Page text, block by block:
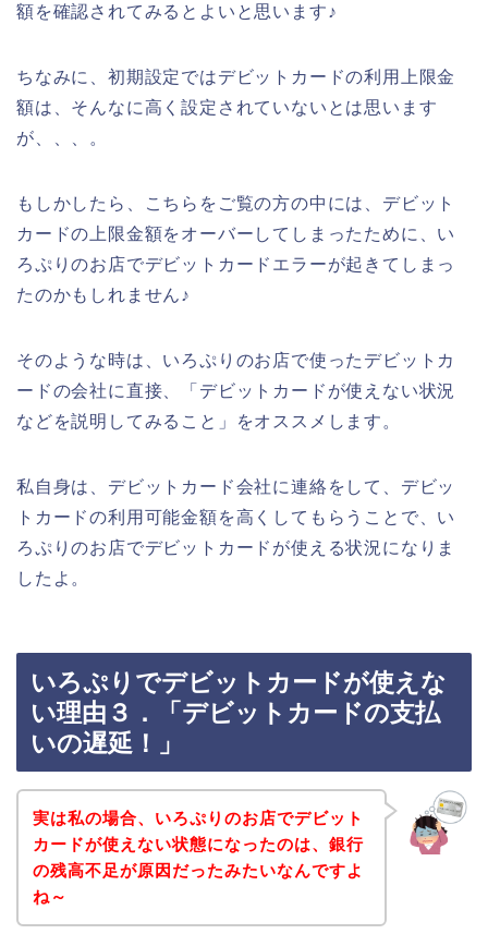
額を確認されてみるとよいと思います♪
ちなみに、初期設定ではデビットカードの利用上限金
額は、そんなに高く設定されていないとは思います
が、、、。
もしかしたら、こちらをご覧の方の中には、デビット
カードの上限金額をオーバーしてしまったために、い
ろぷりのお店でデビットカードエラーが起きてしまっ
たのかもしれません♪
そのような時は、いろぷりのお店で使ったデビットカ
ードの会社に直接、「デビットカードが使えない状況
などを説明してみること」をオススメします。
私自身は、デビットカード会社に連絡をして、デビッ
トカードの利用可能金額を高くしてもらうことで、い
ろぷりのお店でデビットカードが使える状況になりま
したよ。
いろぷりでデビットカードが使えな
い理由３．「デビットカードの支払
いの遅延！」
実は私の場合、いろぷりのお店でデビット
カードが使えない状態になったのは、銀行
の残高不足が原因だったみたいなんですよ
ね～